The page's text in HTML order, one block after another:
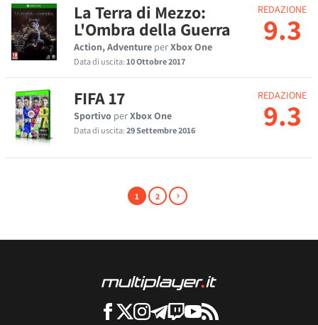
La Terra di Mezzo:
L'Ombra della Guerra
Action, Adventure perXbox One
Data di uscita:10 Ottobre 2017
REDAZIONE
9.3
FIFA 17
Sportivo perXbox One
Data di uscita:29 Settembre 2016
REDAZIONE
9.3
1 2